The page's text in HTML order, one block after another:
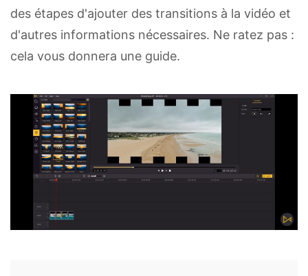
des étapes d'ajouter des transitions à la vidéo et
d'autres informations nécessaires. Ne ratez pas :
cela vous donnera une guide.